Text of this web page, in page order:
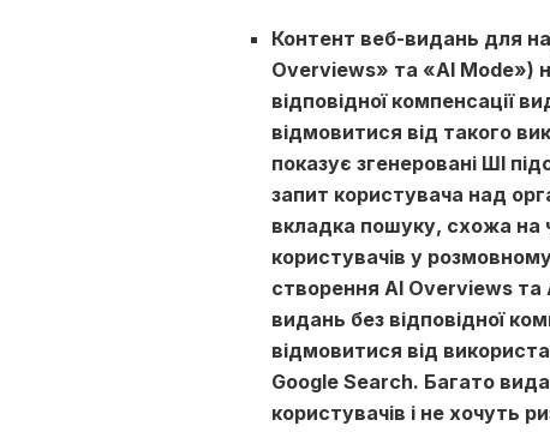
Контент веб-видань для
Overviews» та «AI Mode»)
відповідної компенсації
відмовитися від такого
показує згенеровані ШІ
запит користувача над
вкладка пошуку, схожа на
користувачів у розмовному
створення AI Overviews та
видань без відповідної
відмовитися від
Google Search. Багато
користувачів і не хочуть